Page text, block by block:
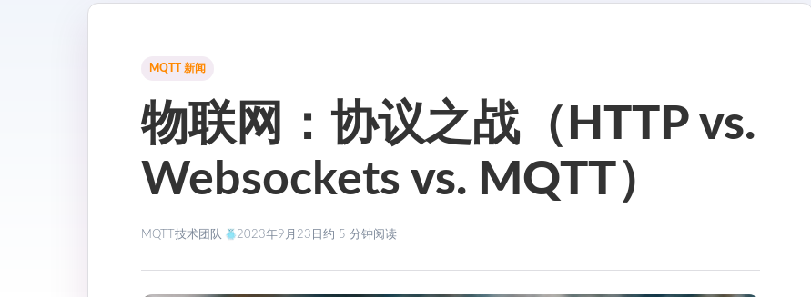
MQTT 新闻
物联网：协议之战（HTTP vs.
Websockets vs. MQTT）
MQTT技术团队 2023年9月23日 约 5 分钟阅读